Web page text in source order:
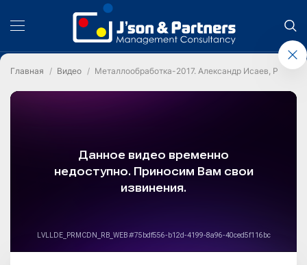
Главная Видео Металлообработка-2017. Александр Исаев,